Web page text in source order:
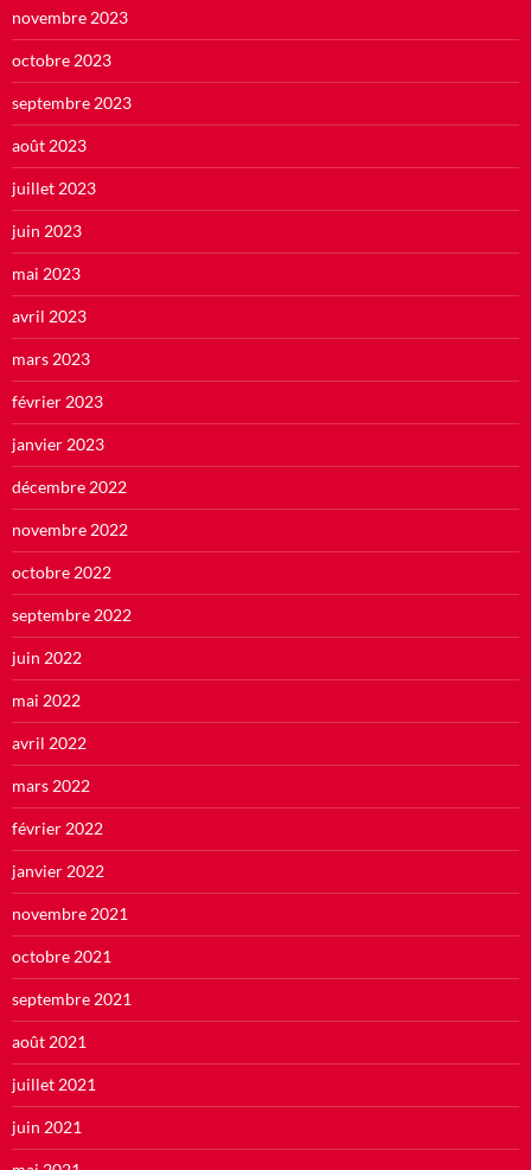
novembre 2023
octobre 2023
septembre 2023
août 2023
juillet 2023
juin 2023
mai 2023
avril 2023
mars 2023
février 2023
janvier 2023
décembre 2022
novembre 2022
octobre 2022
septembre 2022
juin 2022
mai 2022
avril 2022
mars 2022
février 2022
janvier 2022
novembre 2021
octobre 2021
septembre 2021
août 2021
juillet 2021
juin 2021